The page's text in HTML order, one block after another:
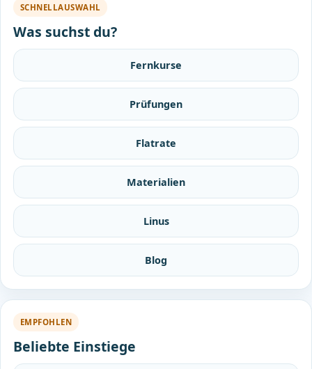
SCHNELLAUSWAHL
Was suchst du?
Fernkurse
Prüfungen
Flatrate
Materialien
Linus
Blog
EMPFOHLEN
Beliebte Einstiege